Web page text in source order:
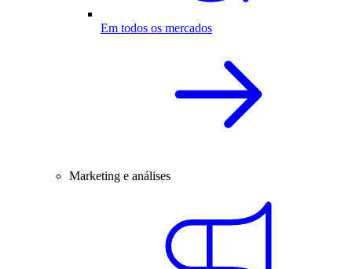
Em todos os mercados
Marketing e análises